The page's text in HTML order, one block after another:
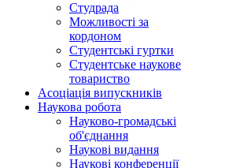
Студрада
Можливості за
кордоном
Студентські гуртки
Студентське наукове
товариство
Асоціація випускників
Наукова робота
Науково-громадські
об'єднання
Наукові видання
Наукові конференції